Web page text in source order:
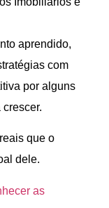
aprendido,
com
por alguns
que o
dele.
as